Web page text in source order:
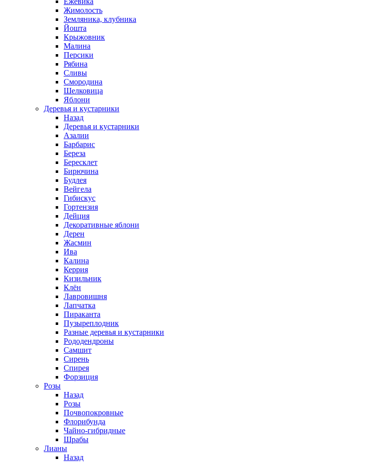
Жимолость
Земляника, клубника
Йошта
Крыжовник
Малина
Персики
Рябина
Сливы
Смородина
Шелковица
Яблони
Деревья и кустарники
Назад
Деревья и кустарники
Азалии
Барбарис
Береза
Бересклет
Бирючина
Будлея
Вейгела
Гибискус
Гортензия
Дейция
Декоративные яблони
Дерен
Жасмин
Ива
Калина
Керрия
Кизильник
Клён
Лавровишня
Лапчатка
Пираканта
Пузыреплодник
Разные деревья и кустарники
Рододендроны
Самшит
Сирень
Спирея
Форзиция
Розы
Назад
Розы
Почвопокровные
Флорибунда
Чайно-гибридные
Шрабы
Лианы
Назад